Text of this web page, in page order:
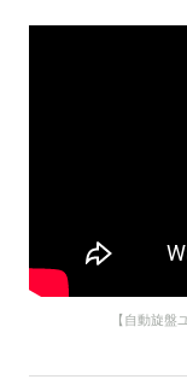
【自動旋盤